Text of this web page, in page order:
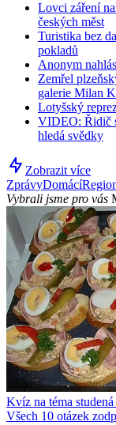
Lovci záření
českých měst
Turistika bez
pokladů
Anonym
Zemřel
galerie Milan
Lotyšský
VIDEO: Řidič
hledá svědky
Zobrazit více
ZprávyDomácí
Vybrali jsme pro vás
Kvíz na téma
Všech 10 otázek